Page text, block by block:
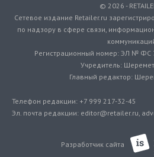
© 2026 -
Сетевое издание Retailer.ru
по надзору в сфере связи,
Регистрационный номер: ЭЛ № ФС
Учредитель:
Главный редактор:
Телефон редакции: +7 999 217-32-45
Эл. почта редакции: editor@retailer.ru,
Разработчик сайта